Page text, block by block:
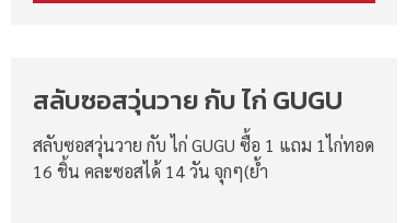
สลับซอสวุ่นวาย กับ ไก่ GUGU
สลับซอสวุ่นวาย กับ ไก่ GUGU ซื้อ 1 แถม 1ไก่ทอด
16 ชิ้น คละซอสได้ 14 วัน จุกๆ(ย้ำ